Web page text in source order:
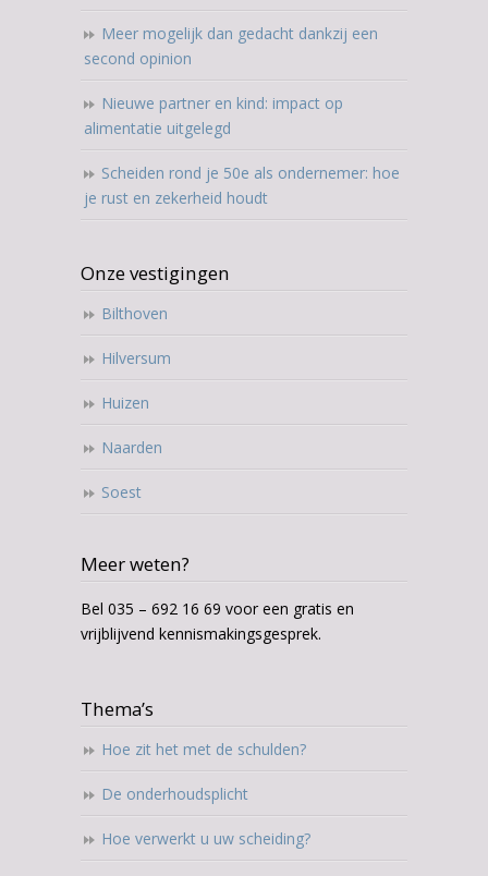
Meer mogelijk dan gedacht dankzij een
second opinion
Nieuwe partner en kind: impact op
alimentatie uitgelegd
Scheiden rond je 50e als ondernemer: hoe
je rust en zekerheid houdt
Onze vestigingen
Bilthoven
Hilversum
Huizen
Naarden
Soest
Meer weten?
Bel 035 – 692 16 69 voor een gratis en
vrijblijvend kennismakingsgesprek.
Thema’s
Hoe zit het met de schulden?
De onderhoudsplicht
Hoe verwerkt u uw scheiding?